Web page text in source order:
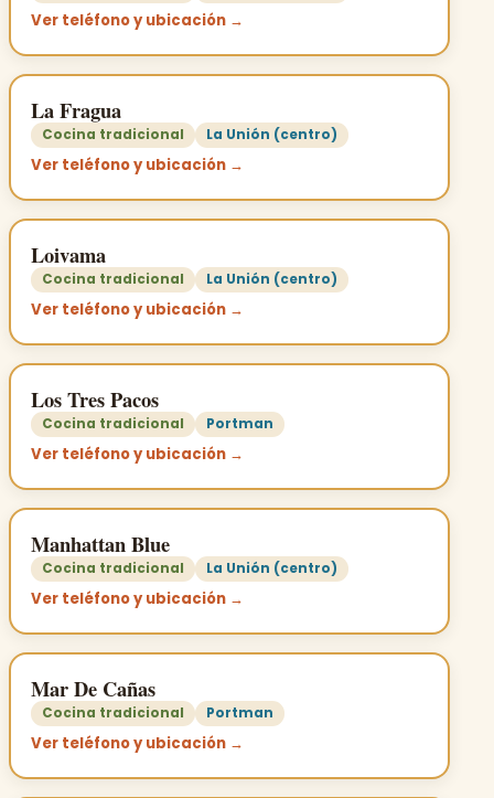
Ver teléfono y ubicación →
La Fragua
Cocina tradicional La Unión (centro)
Ver teléfono y ubicación →
Loivama
Cocina tradicional La Unión (centro)
Ver teléfono y ubicación →
Los Tres Pacos
Cocina tradicional Portman
Ver teléfono y ubicación →
Manhattan Blue
Cocina tradicional La Unión (centro)
Ver teléfono y ubicación →
Mar De Cañas
Cocina tradicional Portman
Ver teléfono y ubicación →